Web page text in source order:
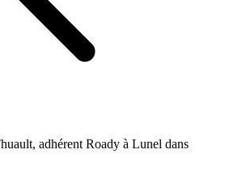
adhérent Roady à Lunel dans